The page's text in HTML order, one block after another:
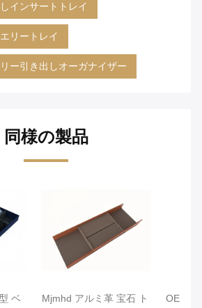
インサートトレイ
リートレイ
ー引き出しオーガナイザー
同様の製品
ベ
Mjmhd アルミ革 宝石 ト
OEM